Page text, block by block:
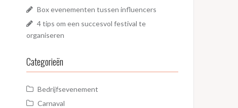
Box evenementen tussen influencers
4 tips om een succesvol festival te
organiseren
Categorieën
Bedrijfsevenement
Carnaval